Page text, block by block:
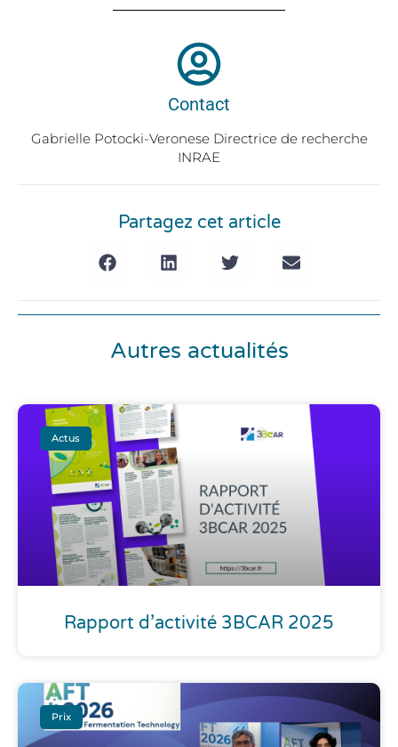
Contact
Gabrielle Potocki-Veronese Directrice de recherche
INRAE
Partagez cet article
Autres actualités
Actus
Rapport d’activité 3BCAR 2025
Prix